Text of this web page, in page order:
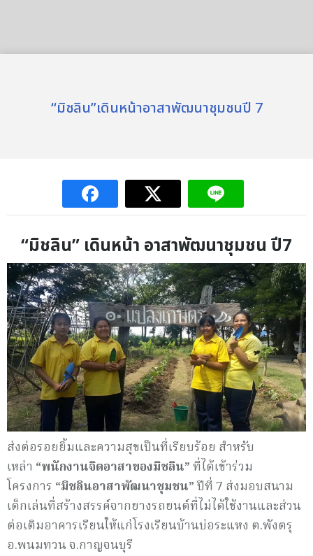
“มิชลิน”เดินหน้าอาสาพัฒนาชุมชนปี 7
“มิชลิน” เดินหน้า อาสาพัฒนาชุมชน ปี7
ส่งต่อรอยยิ้มและความสุขเป็นที่เรียบร้อย สำหรับ
เหล่า “พนักงานจิตอาสาของมิชลิน”ที่ได้เข้าร่วม
โครงการ “มิชลินอาสาพัฒนาชุมชน”ปีที่ 7 ส่งมอบสนาม
เด็กเล่นที่สร้างสรรค์จากยางรถยนต์ที่ไม่ได้ใช้งานและส่วน
ต่อเติมอาคารเรียนให้แก่โรงเรียนบ้านบ่อระแหง ต.พังตรุ
อ.พนมทวน จ.กาญจนบุรี